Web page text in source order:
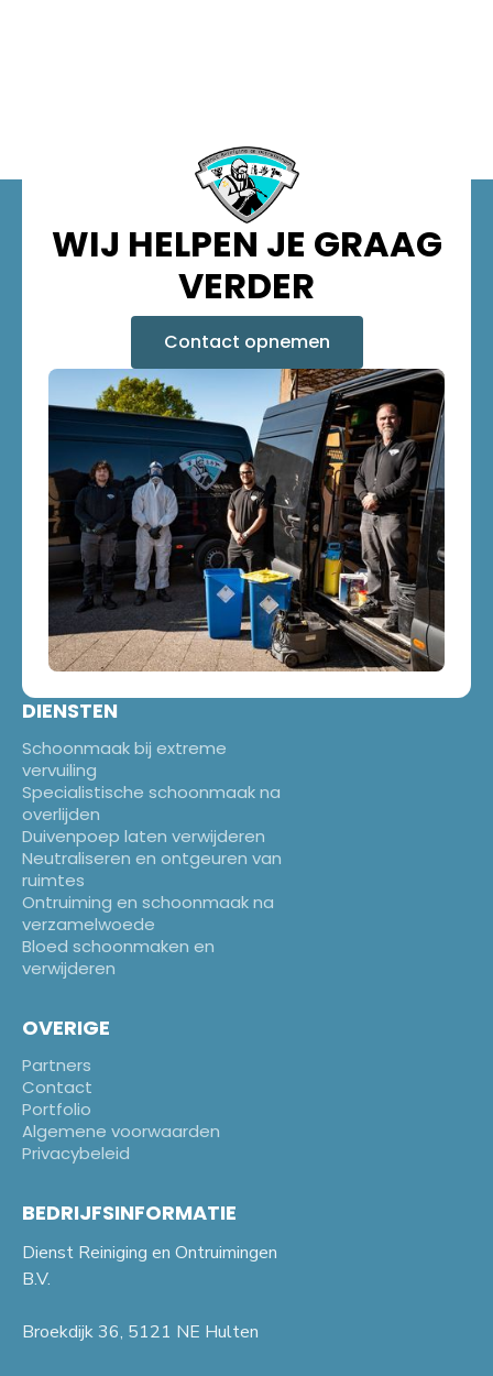
WIJ HELPEN JE GRAAG
VERDER
Contact opnemen
DIENSTEN
Schoonmaak bij extreme
vervuiling
Specialistische schoonmaak na
overlijden
Duivenpoep laten verwijderen
Neutraliseren en ontgeuren van
ruimtes
Ontruiming en schoonmaak na
verzamelwoede
Bloed schoonmaken en
verwijderen
OVERIGE
Partners
Contact
Portfolio
Algemene voorwaarden
Privacybeleid
BEDRIJFSINFORMATIE
Dienst Reiniging en Ontruimingen
B.V.
Broekdijk 36, 5121 NE Hulten